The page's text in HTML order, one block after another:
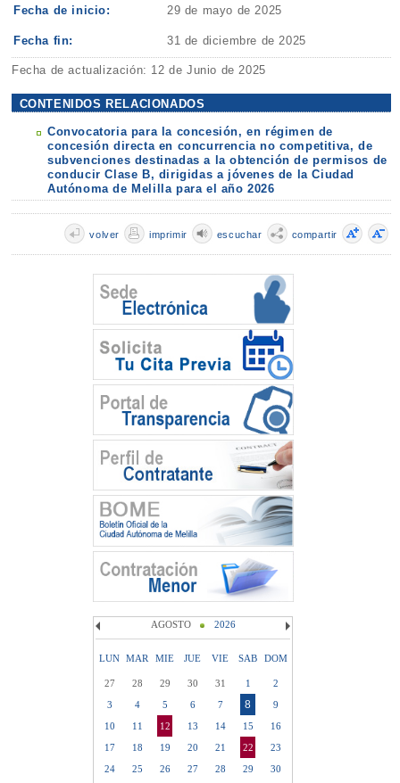
Fecha de inicio: 29 de mayo de 2025
Fecha fin: 31 de diciembre de 2025
Fecha de actualización: 12 de Junio de 2025
CONTENIDOS RELACIONADOS
Convocatoria para la concesión, en régimen de
concesión directa en concurrencia no competitiva, de
subvenciones destinadas a la obtención de permisos de
conducir Clase B, dirigidas a jóvenes de la Ciudad
Autónoma de Melilla para el año 2026
compartir
escuchar
imprimir
volver
AGOSTO 2026
LUN MAR MIE JUE VIE SAB DOM
27 28 29 30 31 1
2
3
4 5 6 7 8
9
10
11 12 13 14 15
16
17
18 19 20 21 22
23
24
25 26 27 28 29
30